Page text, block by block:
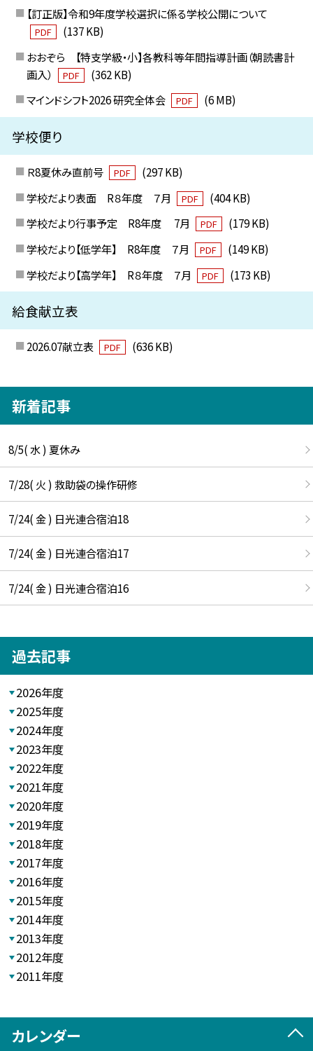
【訂正版】令和9年度学校選択に係る学校公開について
PDF
(137 KB)
おおぞら 【特支学級・小】各教科等年間指導計画（朝読書計
画入）
PDF
(362 KB)
マインドシフト2026 研究全体会
PDF (6 MB)
学校便り
Ｒ8夏休み直前号 PDF
(297 KB)
学校だより表面 R８年度 ７月
PDF
(404 KB)
学校だより行事予定 R8年度 7月
PDF
(179 KB)
学校だより【低学年】 R8年度 ７月
PDF
(149 KB)
学校だより【高学年】 R８年度 ７月
PDF (173 KB)
給食献立表
2026.07献立表 PDF (636 KB)
新着記事
8/5( 水 ) 夏休み
7/28( 火 ) 救助袋の操作研修
7/24( 金 ) 日光連合宿泊18
7/24( 金 ) 日光連合宿泊17
7/24( 金 ) 日光連合宿泊16
過去記事
2026年度
2025年度
2024年度
2023年度
2022年度
2021年度
2020年度
2019年度
2018年度
2017年度
2016年度
2015年度
2014年度
2013年度
2012年度
2011年度
カレンダー